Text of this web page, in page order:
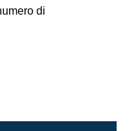
di